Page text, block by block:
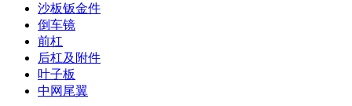
沙板钣金件
倒车镜
前杠
后杠及附件
叶子板
中网尾翼